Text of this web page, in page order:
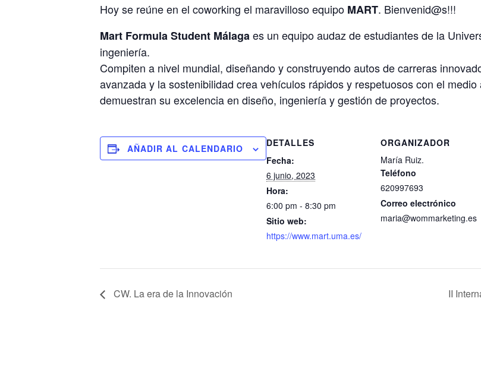
Hoy se reúne en el coworking el maravilloso equipo MART. Bienvenid@s!!!
Mart Formula Student Málagaes un equipo audaz de estudiantes de la
ingeniería.
Compiten a nivel mundial, diseñando y construyendo autos de carreras
avanzada y la sostenibilidad crea vehículos rápidos y respetuosos con el
demuestran su excelencia en diseño, ingeniería y gestión de proyectos. ​
AÑADIR AL CALENDARIO
DETALLES
Fecha:
6 junio, 2023
Hora:
6:00 pm - 8:30 pm
Sitio web:
https://www.mart.uma.es/
ORGANIZADOR
María Ruiz.
Teléfono
620997693
Correo electrónico
maria@wommarketing.es
CW. La era de la Innovación II